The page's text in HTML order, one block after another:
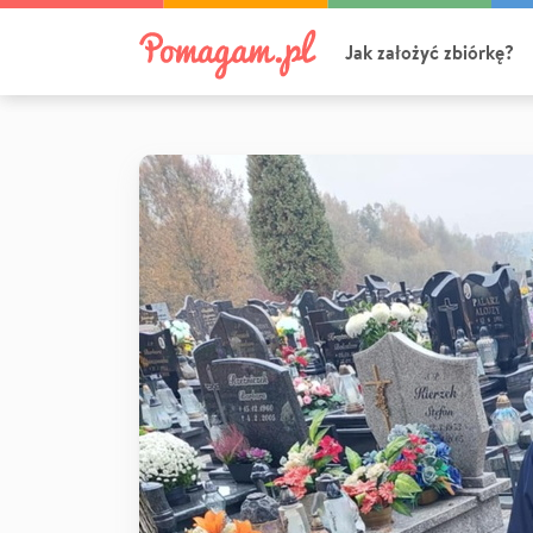
Jak założyć zbiórkę?